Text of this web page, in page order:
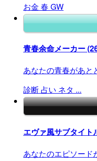
お金 春 GW
青春余命メーカー
あなたの青春があ
診断 占い ネタ ...
エヴァ風サブタイト
あなたのエピソード